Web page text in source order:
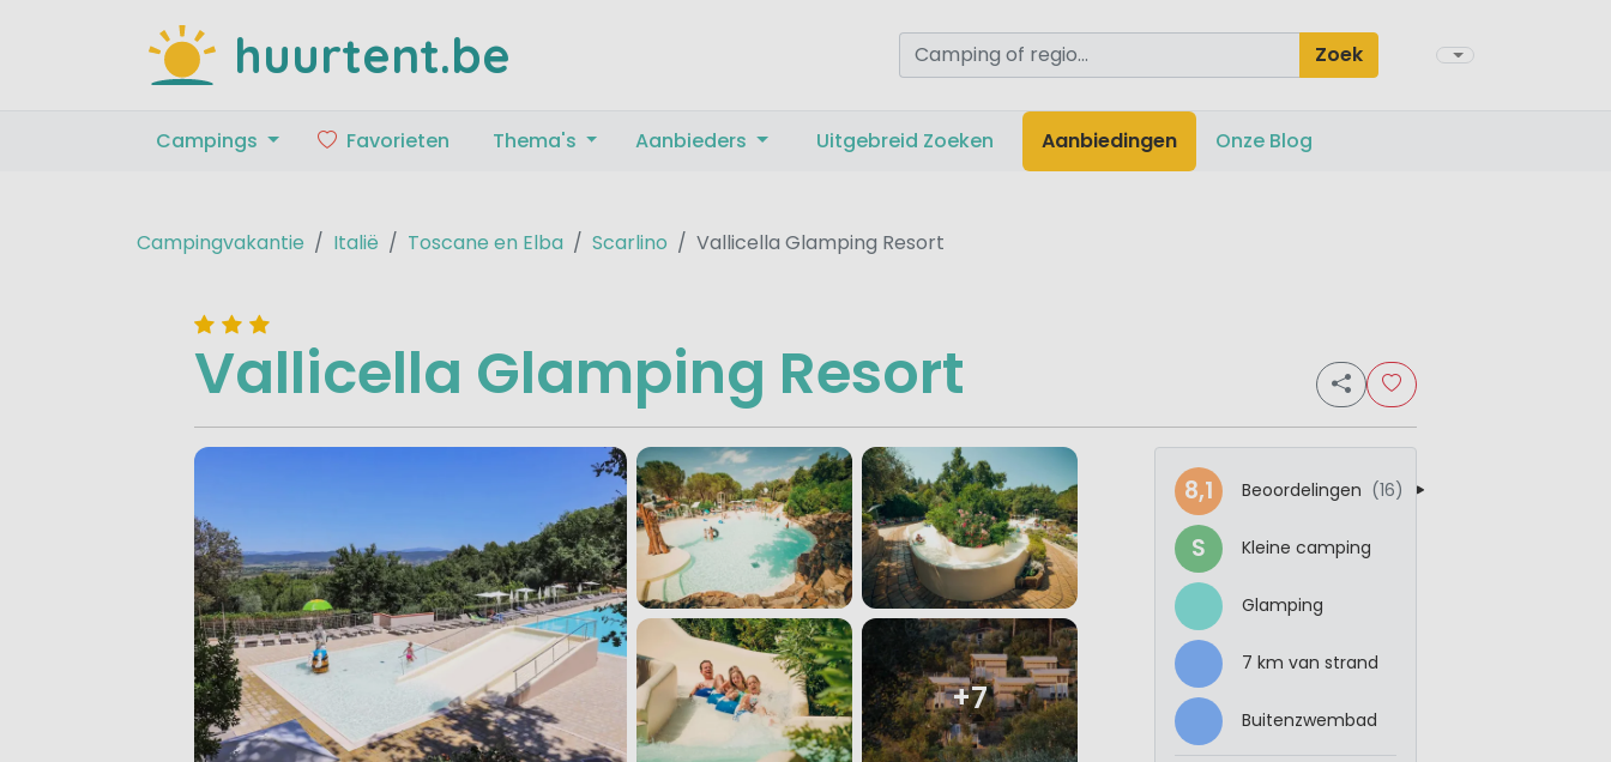
huurtent.be Zoek
Campings Favorieten Thema's Aanbieders Uitgebreid Zoeken Aanbiedingen Onze Blog
Campingvakantie Italië Toscane en Elba Scarlino Vallicella Glamping Resort
Vallicella Glamping Resort
+7
8,1 Beoordelingen (16)
S Kleine camping
Glamping
7 km van strand
Buitenzwembad